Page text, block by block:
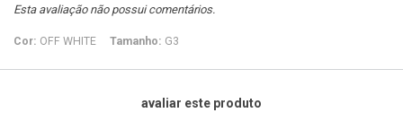
Esta avaliação não possui comentários.
Cor: OFF WHITE Tamanho: G3
avaliar este produto